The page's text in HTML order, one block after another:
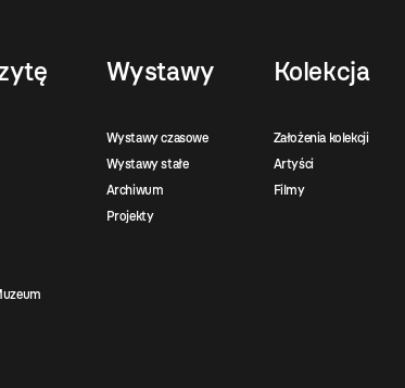
Wystawy
Wystawy czasowe
Wystawy stałe
Archiwum
Projekty
Kolekcja
Założenia kolekcji
Artyści
Filmy